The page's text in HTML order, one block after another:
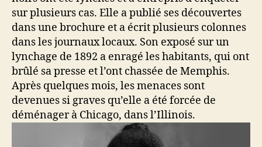
sur plusieurs cas. Elle a publié ses découvertes
dans une brochure et a écrit plusieurs colonnes
dans les journaux locaux. Son exposé sur un
lynchage de 1892 a enragé les habitants, qui ont
brûlé sa presse et l’ont chassée de Memphis.
Après quelques mois, les menaces sont
devenues si graves qu’elle a été forcée de
déménager à Chicago, dans l’Illinois.